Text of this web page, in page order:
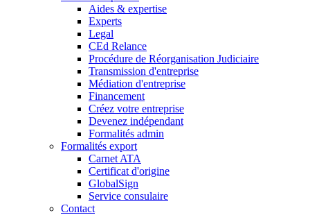
Aides & expertise
Experts
Legal
CEd Relance
Procédure de Réorganisation Judiciaire
Transmission d'entreprise
Médiation d'entreprise
Financement
Créez votre entreprise
Devenez indépendant
Formalités admin
Formalités export
Carnet ATA
Certificat d'origine
GlobalSign
Service consulaire
Contact